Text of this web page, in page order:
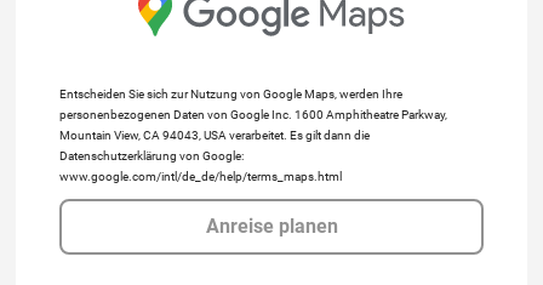
Entscheiden Sie sich zur Nutzung von Google Maps, werden Ihre
personenbezogenen Daten von Google Inc. 1600 Amphitheatre Parkway,
Mountain View, CA 94043, USA verarbeitet. Es gilt dann die
Datenschutzerklärung von Google:
www.google.com/intl/de_de/help/terms_maps.html
Anreise planen